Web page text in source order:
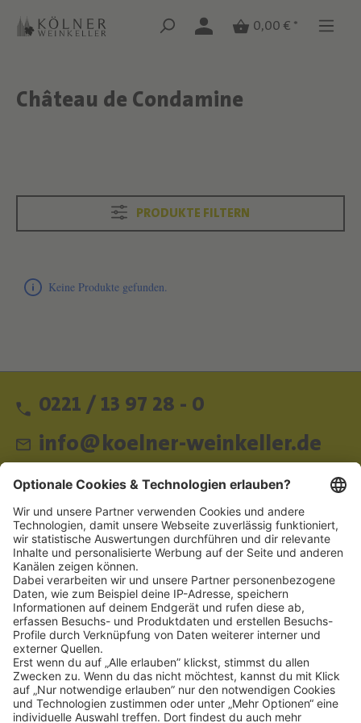
Zum Hauptinhalt springen
Zum Hauptinhalt springen
0,00 € *
Text überspringen
Château de Condamine
Text überspringen
PRODUKTE FILTERN
Keine Produkte gefunden.
0221 / 13 97 28 - 0
info@koelner-weinkeller.de
Schnellzugriff
ZAHLUNGSMETHODEN
SOCIAL
NEWSLETTER
BESUCHEN SIE UNS